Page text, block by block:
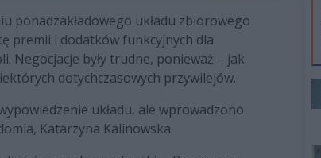
ponadzakładowego układu zbiorowego
premii i dodatków funkcyjnych dla
Negocjacje były trudne, ponieważ – jak
dotychczasowych przywilejów.
układu, ale wprowadzono
Katarzyna Kalinowska.